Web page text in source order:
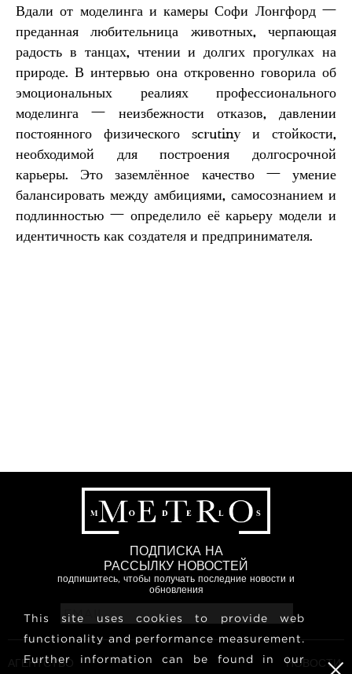
Вдали от моделинга и камеры Софи Лонгфорд —
преданная любительница животных, черпающая
радость в танцах, чтении и долгих прогулках на
природе. В интервью она откровенно говорила об
эмоциональных реалиях профессионального
моделинга — неизбежности отказов, давлении
постоянного физического scrutiny и стойкости,
необходимой для построения долгосрочной
карьеры. Это заземлённое качество — умение
балансировать между амбициями, самосознанием и
подлинностью — определило её карьеру модели и
идентичность как создателя и предпринимателя.
ПОДПИСКА НА
РАССЫЛКУ НОВОСТЕЙ
подпишитесь, чтобы получать последние новости и
обновления
АГЕНТСТВО НОВОСТИ
This site uses cookies to provide web
functionality and performance measurement.
Further information can be found in our